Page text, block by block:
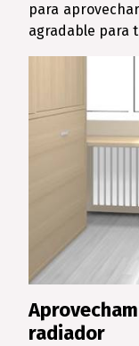
para
agradable para
radiador